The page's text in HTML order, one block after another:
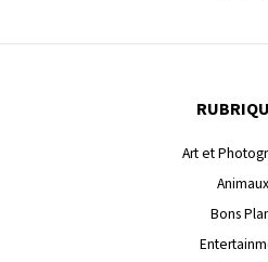
Art et
Animaux
Bons